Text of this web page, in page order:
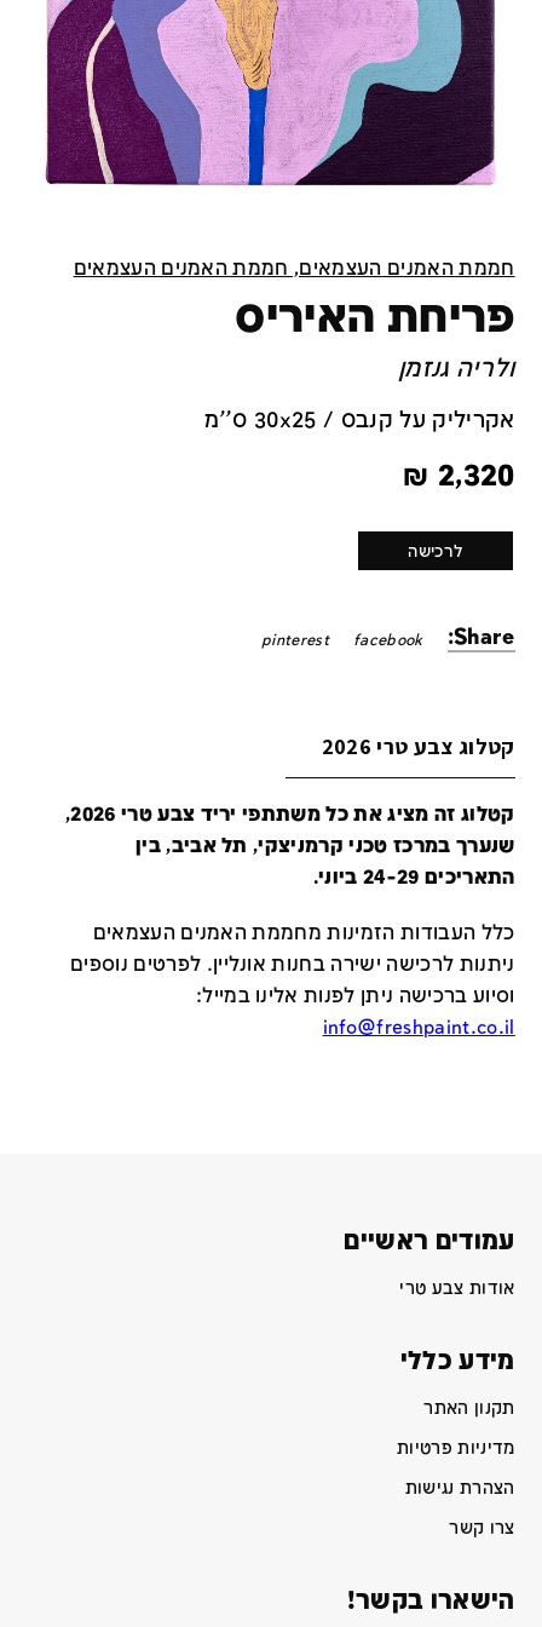
חממת האמנים העצמאים, חממת האמנים העצמאים
פריחת האיריס
ולריה גנזמן
אקריליק על קנבס / 30x25 ס''מ
2,320
₪
לרכישה
Share:
facebook
pinterest
קטלוג צבע טרי 2026
קטלוג זה מציג את כל משתתפי יריד צבע טרי 2026,
שנערך במרכז טכני קרמניצקי, תל אביב, בין
התאריכים 24-29 ביוני.
כלל העבודות הזמינות מחממת האמנים העצמאים
ניתנות לרכישה ישירה בחנות אונליין. לפרטים נוספים
וסיוע ברכישה ניתן לפנות אלינו במייל:
info@freshpaint.co.il
עמודים ראשיים
אודות צבע טרי
מידע כללי
תקנון האתר
מדיניות פרטיות
הצהרת נגישות
צרו קשר
הישארו בקשר!